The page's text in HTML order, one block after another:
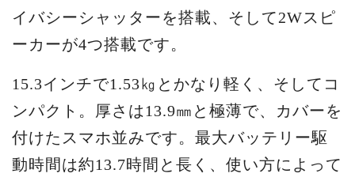
イバシーシャッターを搭載、そして2Wスピ
ーカーが4つ搭載です。
15.3インチで1.53㎏とかなり軽く、そしてコ
ンパクト。厚さは13.9㎜と極薄で、カバーを
付けたスマホ並みです。最大バッテリー駆
動時間は約13.7時間と長く、使い方によって